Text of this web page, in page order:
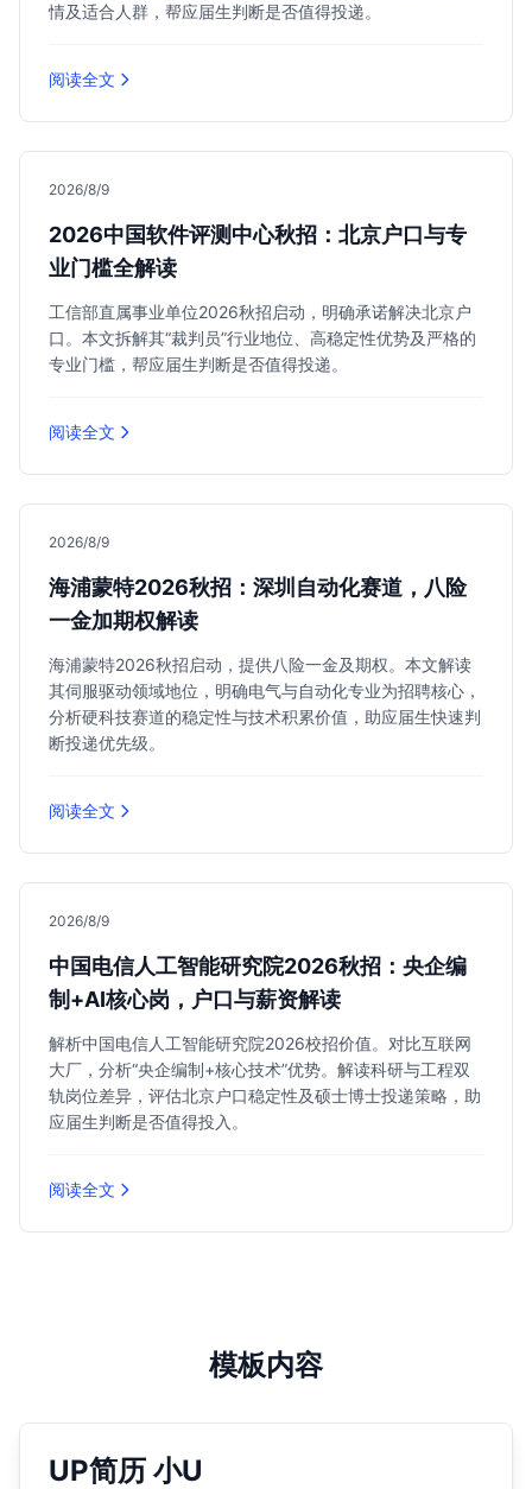
情及适合人群，帮应届生判断是否值得投递。
阅读全文
2026/8/9
2026中国软件评测中心秋招：北京户口与专
业门槛全解读
工信部直属事业单位2026秋招启动，明确承诺解决北京户
口。本文拆解其“裁判员”行业地位、高稳定性优势及严格的
专业门槛，帮应届生判断是否值得投递。
阅读全文
2026/8/9
海浦蒙特2026秋招：深圳自动化赛道，八险
一金加期权解读
海浦蒙特2026秋招启动，提供八险一金及期权。本文解读
其伺服驱动领域地位，明确电气与自动化专业为招聘核心，
分析硬科技赛道的稳定性与技术积累价值，助应届生快速判
断投递优先级。
阅读全文
2026/8/9
中国电信人工智能研究院2026秋招：央企编
制+AI核心岗，户口与薪资解读
解析中国电信人工智能研究院2026校招价值。对比互联网
大厂，分析“央企编制+核心技术”优势。解读科研与工程双
轨岗位差异，评估北京户口稳定性及硕士博士投递策略，助
应届生判断是否值得投入。
阅读全文
模板内容
UP简历 小U